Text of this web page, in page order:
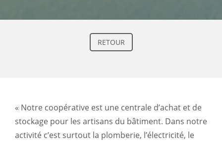
RETOUR
« Notre coopérative est une centrale d’achat et de
stockage pour les artisans du bâtiment. Dans notre
activité c’est surtout la plomberie, l’électricité, le